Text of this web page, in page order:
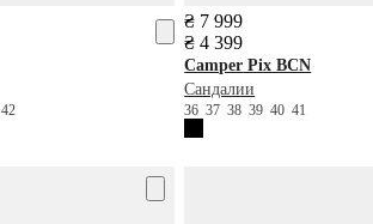
42
₴ 7 999
₴ 4 399
Camper Pix BCN
Сандалии
363738394041